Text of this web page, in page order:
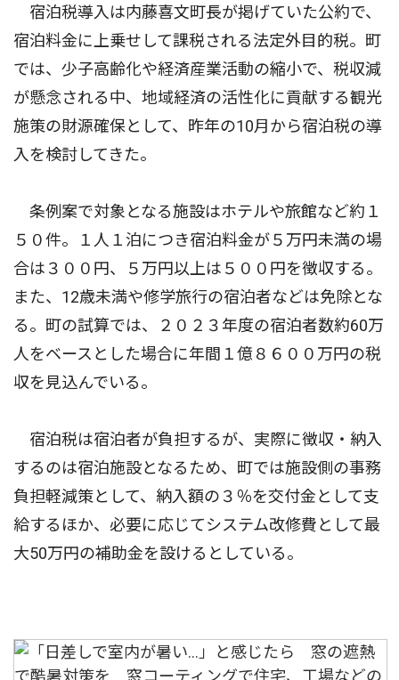
宿泊税導入は内藤喜文町長が掲げていた公約で、
宿泊料金に上乗せして課税される法定外目的税。町
では、少子高齢化や経済産業活動の縮小で、税収減
が懸念される中、地域経済の活性化に貢献する観光
施策の財源確保として、昨年の10月から宿泊税の導
入を検討してきた。
条例案で対象となる施設はホテルや旅館など約１
５０件。１人１泊につき宿泊料金が５万円未満の場
合は３００円、５万円以上は５００円を徴収する。
また、12歳未満や修学旅行の宿泊者などは免除とな
る。町の試算では、２０２３年度の宿泊者数約60万
人をベースとした場合に年間１億８６００万円の税
収を見込んでいる。
宿泊税は宿泊者が負担するが、実際に徴収・納入
するのは宿泊施設となるため、町では施設側の事務
負担軽減策として、納入額の３％を交付金として支
給するほか、必要に応じてシステム改修費として最
大50万円の補助金を設けるとしている。